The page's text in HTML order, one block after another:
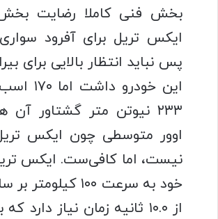
بخش فنی کاملا رضایت
ایکس تریل برای آفرود
پس نباید انتظار بالایی برای
این
۲۳۳ نیوتن متر گشتاور
اوور متوسطی چون ایکس
نیست، اما کافی‌ست. ایکس
خود به سرعت ۱۰۰
از ۱۰.۰ ثانیه زمان نیاز